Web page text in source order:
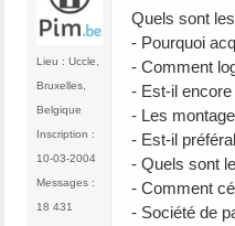
Lieu : Uccle,
Bruxelles,
Belgique
Inscription :
10-03-2004
Messages :
18 431
Quels sont
- Pourquoi
- Comment
- Est-il encore
- Les
- Est-il
- Quels sont
- Comment
- Société de